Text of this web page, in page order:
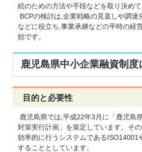
続のための方法や手段などを取り決め
BCPの検討は,企業戦略の見直しや調
などに役立ち,事業承継などの平時の経
効です。
鹿児島県中小企業融資制
目的と必要性
鹿児島県では,平成22年3月に「鹿児島
対策実行計画」を策定しています。そ
効率的に行うシステムである
することとしています。